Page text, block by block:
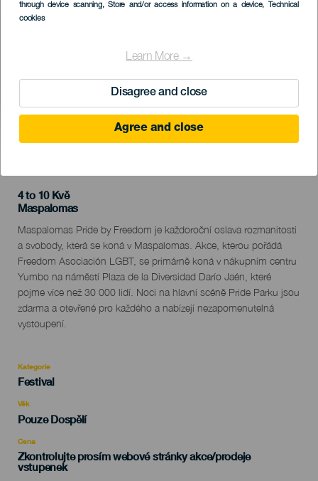
through device scanning, Store and/or access information on a device, Technical
cookies
Learn More →
Disagree and close
Agree and close
4 to 10 Kvě
Localidad
Maspalomas
Descripción
del
evento
Maspalomas Pride by Freedom je každoroční oslava rozmanitosti
a svobody, která se koná v Maspalomas. Akce, kterou pořádá
Freedom Asociación LGBT, se primárně koná v nákupním centru
Yumbo na náměstí Plaza de la Diversidad Darío Jaén, které
pojme více než 30 000 lidí. Noci na hlavní scéně Pride Parku jsou
zdarma a otevřené pro každého a nabízejí nezapomenutelná
vystoupení.
Kategorie
Categoría
evento
Festival
Věk
Edad
Recomendada
Pouze Dospělí
Cena
Zkontrolujte prosím webové stránky akce/prodeje
vstupenek